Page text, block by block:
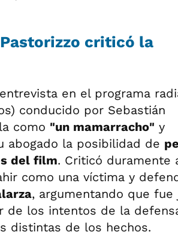
criticó la
en el programa
conducido por Sebastián
como "un mamarracho" y
abogado la posibilidad de
del film. Criticó duramente
como una víctima y
, argumentando que fue
de los intentos de la
distintas de los hechos.